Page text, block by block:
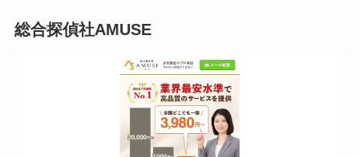
総合探偵社AMUSE